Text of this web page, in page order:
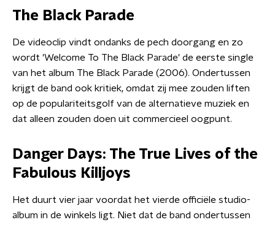
The Black Parade
De videoclip vindt ondanks de pech doorgang en zo
wordt 'Welcome To The Black Parade' de eerste single
van het album The Black Parade (2006). Ondertussen
krijgt de band ook kritiek, omdat zij mee zouden liften
op de populariteitsgolf van de alternatieve muziek en
dat alleen zouden doen uit commercieel oogpunt.
Danger Days: The True Lives of the
Fabulous Killjoys
Het duurt vier jaar voordat het vierde officiële studio-
album in de winkels ligt. Niet dat de band ondertussen